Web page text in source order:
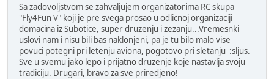
Sa zadovoljstvom se zahvaljujem organizatorima RC skupa
"Fly4Fun V" koji je pre svega prosao u odlicnoj organizaciji
domacina iz Subotice, super druzenju i zezanju...Vremesnki
uslovi nam i nisu bili bas naklonjeni, pa je tu bilo malo vise
povuci potegni pri letenju aviona, pogotovo pri sletanju :sljus.
Sve u svemu jako lepo i prijatno druzenje koje nastavlja svoju
tradiciju. Drugari, bravo za sve priredjeno!